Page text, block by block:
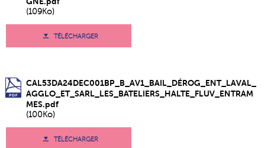
(109Ko)
TÉLÉCHARGER
CAL53DA24DEC001BP_B_AV1_BAIL_DÉROG_ENT_LAVAL_
AGGLO_ET_SARL_LES_BATELIERS_HALTE_FLUV_ENTRAM
MES.pdf
(100Ko)
TÉLÉCHARGER